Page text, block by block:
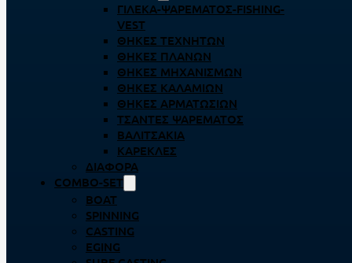
ΓΙΛΈΚΑ-ΨΑΡΈΜΑΤΟΣ-FISHING-
VEST
ΘΉΚΕΣ ΤΕΧΝΗΤΏΝ
ΘΉΚΕΣ ΠΛΆΝΩΝ
ΘΉΚΕΣ ΜΗΧΑΝΙΣΜΏΝ
ΘΉΚΕΣ ΚΑΛΑΜΙΏΝ
ΘΉΚΕΣ ΑΡΜΑΤΩΣΙΏΝ
ΤΣΆΝΤΕΣ ΨΑΡΈΜΑΤΟΣ
ΒΑΛΙΤΣΆΚΙΑ
ΚΑΡΈΚΛΕΣ
ΔΙΆΦΟΡΑ
COMBO-SET
BOAT
SPINNING
CASTING
EGING